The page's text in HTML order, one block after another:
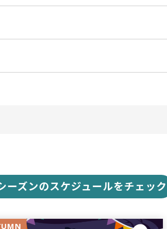
ーズンのスケジュールをチェック